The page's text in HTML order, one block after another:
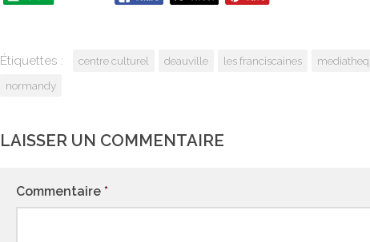
Étiquettes : centre culturel deauville les franciscaines
normandy
LAISSER UN COMMENTAIRE
Commentaire *